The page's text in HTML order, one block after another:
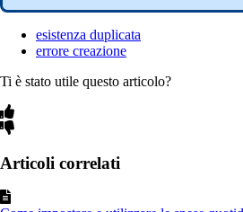
esistenza duplicata
errore creazione
Ti è stato utile questo articolo?
Articoli correlati